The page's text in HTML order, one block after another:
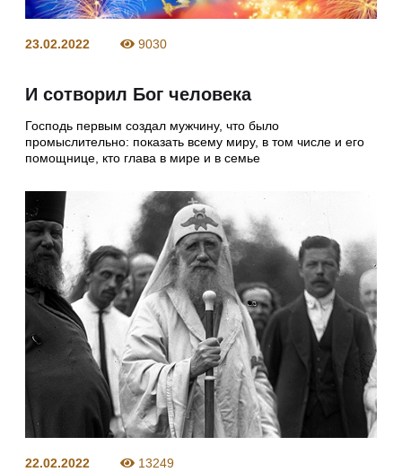
23.02.2022 9030
И сотворил Бог человека
Господь первым создал мужчину, что было
промыслительно: показать всему миру, в том числе и его
помощнице, кто глава в мире и в семье
22.02.2022 13249